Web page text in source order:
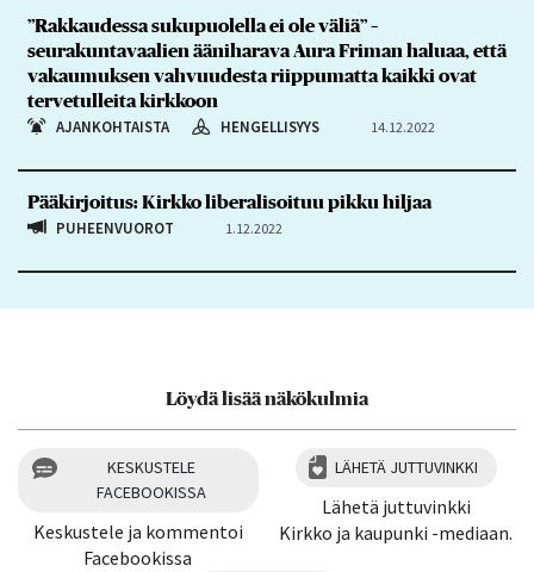
”Rakkaudessa sukupuolella ei ole väliä” –
seurakuntavaalien ääniharava Aura Friman haluaa, että
vakaumuksen vahvuudesta riippumatta kaikki ovat
tervetulleita kirkkoon
AJANKOHTAISTA HENGELLISYYS 14.12.2022
Pääkirjoitus: Kirkko liberalisoituu pikku hiljaa
PUHEENVUOROT 1.12.2022
Löydä lisää näkökulmia
KESKUSTELE
FACEBOOKISSA
Keskustele ja kommentoi
Facebookissa
LÄHETÄ JUTTUVINKKI
Lähetä juttuvinkki
Kirkko ja kaupunki -mediaan.